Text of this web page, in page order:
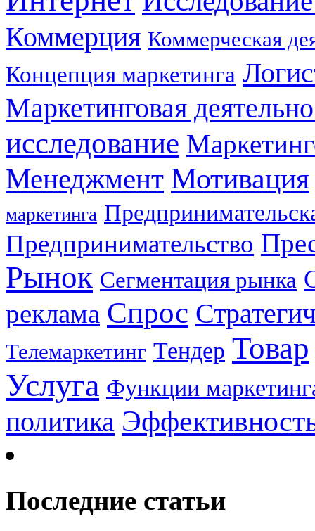
Коммерция Коммерческая
Концепция маркетинга
Маркетинговая
исследование
Менеджмент Мотивация
маркетинга
Предпринимательство
Рынок Сегментация рынка
реклама Спрос
Телемаркетинг Тендер Товар
Услуга Функции
политика
Последние статьи